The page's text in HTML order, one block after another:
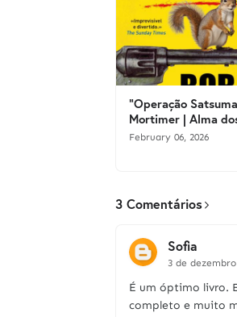
"Operação
Mortimer | Alma
February 06, 2026
3 Comentários
Sofia
3 de dezembro
É um óptimo livro.
completo e muito